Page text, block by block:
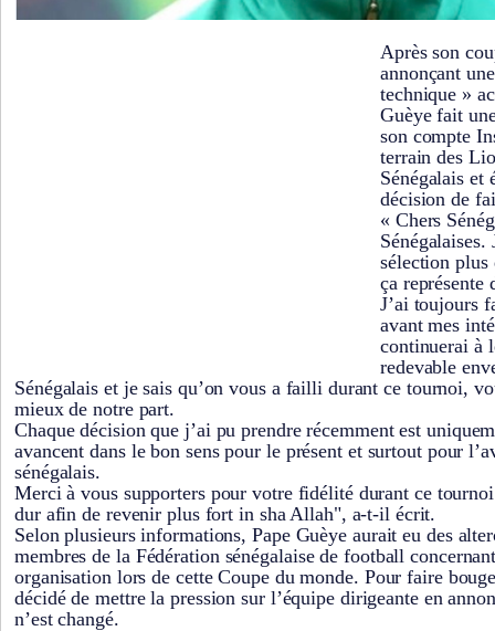
Après son
annonçant
technique »
Guèye fait
son compte
terrain des
Sénégalais et
décision de
« Chers
Sénégalaises.
sélection plus
ça représente
J’ai toujours
avant mes
continuerai à
redevable
Sénégalais et je sais qu’on vous a failli durant ce tournoi,
mieux de notre part.
Chaque décision que j’ai pu prendre récemment est
avancent dans le bon sens pour le présent et surtout pour
sénégalais.
Merci à vous supporters pour votre fidélité durant ce
dur afin de revenir plus fort in sha Allah", a-t-il écrit.
Selon plusieurs informations, Pape Guèye aurait eu des
membres de la Fédération sénégalaise de football
organisation lors de cette Coupe du monde. Pour faire
décidé de mettre la pression sur l’équipe dirigeante en
n’est changé.